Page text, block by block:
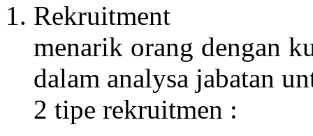
Rekruitment
menarik orang dengan
dalam analysa jabatan
2 tipe rekruitmen :